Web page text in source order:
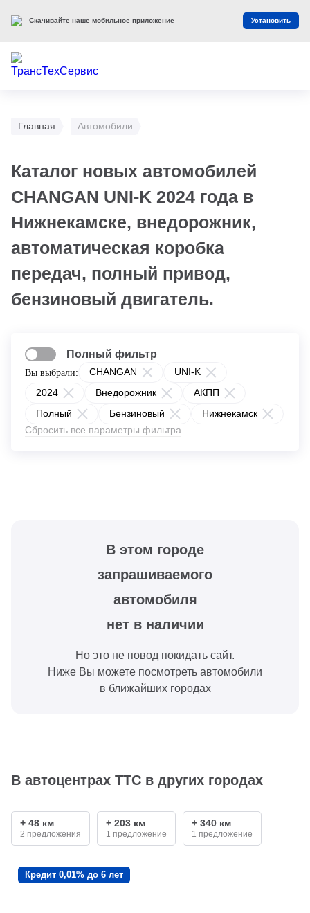
Главная Автомобили
Каталог новых автомобилей
CHANGAN UNI-K 2024 года в
Нижнекамске, внедорожник,
автоматическая коробка
передач, полный привод,
бензиновый двигатель.
Вы выбрали: CHANGAN
UNI-K
2024
Внедорожник
АКПП
Полный
Бензиновый
Нижнекамск
Сбросить все параметры фильтра
Полный фильтр
В этом городе
запрашиваемого
автомобиля
нет в наличии
Но это не повод покидать сайт.
Ниже Вы можете посмотреть автомобили
в ближайших городах
В автоцентрах ТТС в других городах
+ 48 км
2 предложения
+ 203 км
1 предложение
+ 340 км
1 предложение
Кредит 0,01% до 6 лет
Скачивайте наше мобильное приложение Установить